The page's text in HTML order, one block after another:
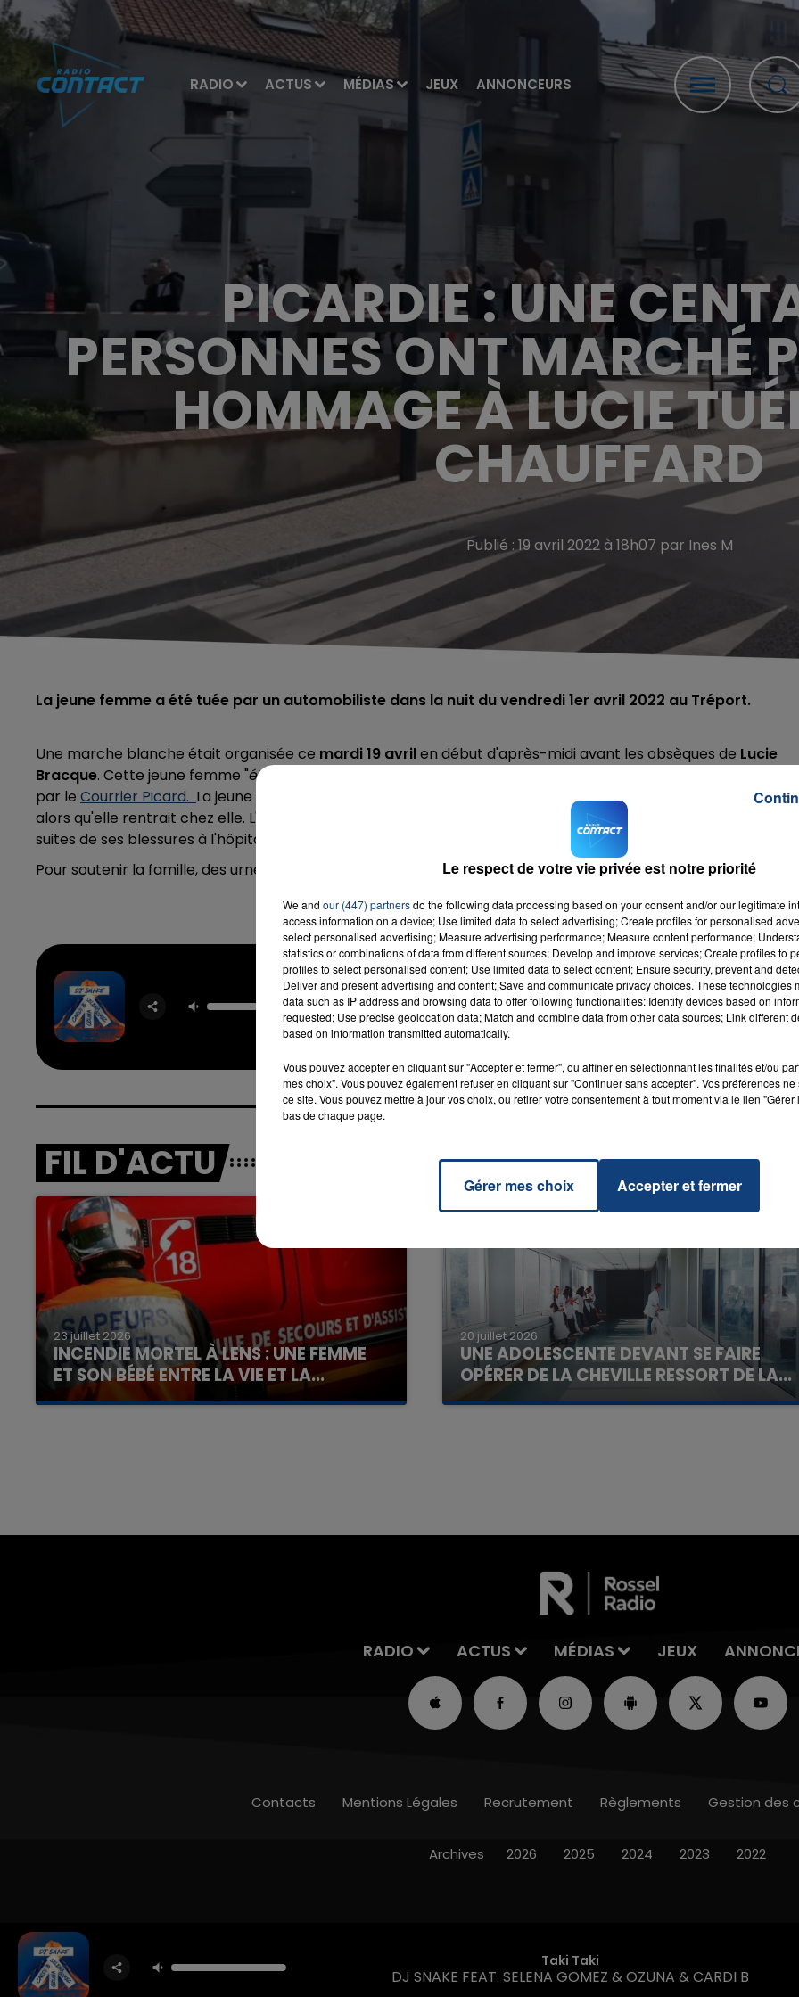
RADIO ACTUS MÉDIAS JEUX ANNONCEURS
PICARDIE : UNE
PERSONNES ONT MARCHÉ
HOMMAGE À LUCIE
CHAUFFARD
Publié : 19 avril 2022 à 18h07 par Ines M
La jeune femme a été tuée par un automobiliste dans la nuit du vendredi 1er avril 2022 au Tréport.
Une marche blanche était organisée ce mardi 19 avrilen début d'après-midi avant les obsèques de Lucie
Bracque. Cette jeune femme "était souriante, lumineuse et pleine de vitalité
par le Courrier Picard. La jeune mère de famille a été tuée par
un automobiliste alcoolisé et sans permis
alors qu'elle rentrait chez elle. L'accident s'est produit dans la rue du Docteur-Pépin. Elle est décédée des
suites de ses blessures à l'hôpital dans la nuit du
Pour soutenir la famille, des urnes ont été déposées dans les boutiques du quai François 1er.
Taki Taki
DJ SNAKE
FEAT. SELENA
GOMEZ &
OZUNA &
CARDI B
RADIO CONTACT
FIL D'ACTU
23 juillet 2026
INCENDIE MORTEL À LENS : UNE FEMME
ET SON BÉBÉ ENTRE LA VIE ET LA...
Un homme s'est immolé par le feu après avoir
20 juillet 2026
UNE ADOLESCENTE DEVANT SE FAIRE
OPÉRER DE LA CHEVILLE RESSORT DE LA...
La famille a porté plainte contre la clinique qui a
RADIO ACTUS MÉDIAS JEUX
Taki Taki
DJ SNAKE FEAT. SELENA GOMEZ & OZUNA & CARDI B
Contacts Mentions Légales Recrutement Règlements Gestion des
Archives 2026 2025 2024 2023 2022
Le respect de votre vie privée est notre priorité
We and our (447) partnersdo the following data processing based on your consent and/or our legitimate
access information on a device; Use limited data to select advertising; Create profiles for personalised
select personalised advertising; Measure advertising performance; Measure content performance;
statistics or combinations of data from different sources; Develop and improve services; Create profiles to
profiles to select personalised content; Use limited data to select content; Ensure security, prevent and
Deliver and present advertising and content; Save and communicate privacy choices. These technologies
data such as IP address and browsing data to offer following functionalities: Identify devices based on
requested; Use precise geolocation data; Match and combine data from other data sources; Link different
based on information transmitted automatically.
Vous pouvez accepter en cliquant sur "Accepter et fermer", ou affiner en sélectionnant les finalités et/ou
mes choix". Vous pouvez également refuser en cliquant sur "Continuer sans accepter". Vos préférences
ce site. Vous pouvez mettre à jour vos choix, ou retirer votre consentement à tout moment via le lien
bas de chaque page.
Gérer mes choix Accepter et fermer